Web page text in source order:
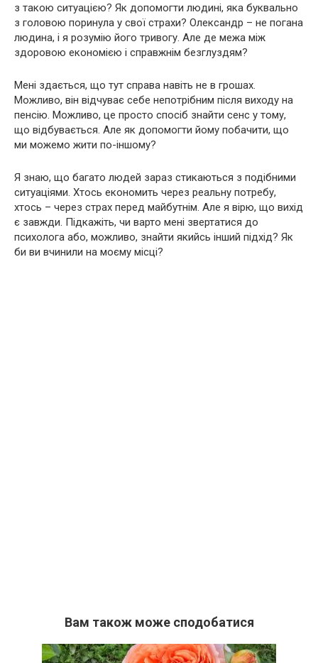
з такою ситуацією? Як допомогти людині, яка буквально
з головою поринула у свої страхи? Олександр – не погана
людина, і я розумію його тривогу. Але де межа між
здоровою економією і справжнім безглуздям?
Мені здається, що тут справа навіть не в грошах.
Можливо, він відчуває себе непотрібним після виходу на
пенсію. Можливо, це просто спосіб знайти сенс у тому,
що відбувається. Але як допомогти йому побачити, що
ми можемо жити по-іншому?
Я знаю, що багато людей зараз стикаються з подібними
ситуаціями. Хтось економить через реальну потребу,
хтось – через страх перед майбутнім. Але я вірю, що вихід
є завжди. Підкажіть, чи варто мені звертатися до
психолога або, можливо, знайти якийсь інший підхід? Як
би ви вчинили на моєму місці?
Вам також може сподобатися